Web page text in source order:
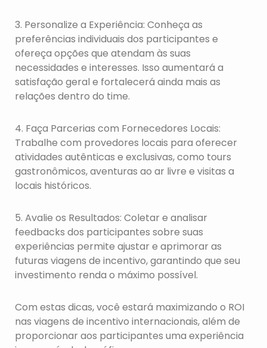
3. Personalize a Experiência: Conheça as
preferências individuais dos participantes e
ofereça opções que atendam às suas
necessidades e interesses. Isso aumentará a
satisfação geral e fortalecerá ainda mais as
relações dentro do time.
4. Faça Parcerias com Fornecedores Locais:
Trabalhe com provedores locais para oferecer
atividades autênticas e exclusivas, como tours
gastronômicos, aventuras ao ar livre e visitas a
locais históricos.
5. Avalie os Resultados: Coletar e analisar
feedbacks dos participantes sobre suas
experiências permite ajustar e aprimorar as
futuras viagens de incentivo, garantindo que seu
investimento renda o máximo possível.
Com estas dicas, você estará maximizando o ROI
nas viagens de incentivo internacionais, além de
proporcionar aos participantes uma experiência